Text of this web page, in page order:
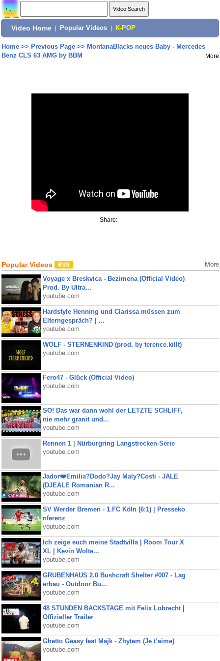
Video Home Popular Videos K-POP
Home>> Previous Page>> MontanaBlacks neues Baby - Mercedes
Benz CLS 63 AMG by BBM
More
Share:
Popular Videos More
Voyage x Breskvica - Bezimena (Official Video)
Prod. By Ultra...
youtube.com
Hardstyle Henning und Clarissa müssen zum
Elterngespräch? | ...
youtube.com
WOLF - STERNENKIND (prod. by terence.killt)
youtube.com
Fero47 - Glück (Official Video)
youtube.com
SO! Das war dann wohl der LETZTE SCHLIFF,
nie mehr granit und...
youtube.com
Rennen 1 | Nürburgring Langstrecken-Serie
youtube.com
Jador❤️Emilia?Dodo?Jay Maly?Costi - JALE
(DJEALE Romanian R...
youtube.com
SV Werder Bremen - 1.FC Köln (6:1) | Presseko
nferenz
youtube.com
Ich zeige euch meine Stadtvilla | Room Tour X
XL | Kevin Wolte...
youtube.com
GRUBENHAUS 2.0 Bushcraft Shelter #007 - Lag
erbau - Outdoor Bu...
youtube.com
48 STUNDEN BACKSTAGE mit Felix Lobrecht |
Offizieller Trailer
youtube.com
Ghetto Geasy feat Majk - Zhytem (Je t’aime)
youtube.com